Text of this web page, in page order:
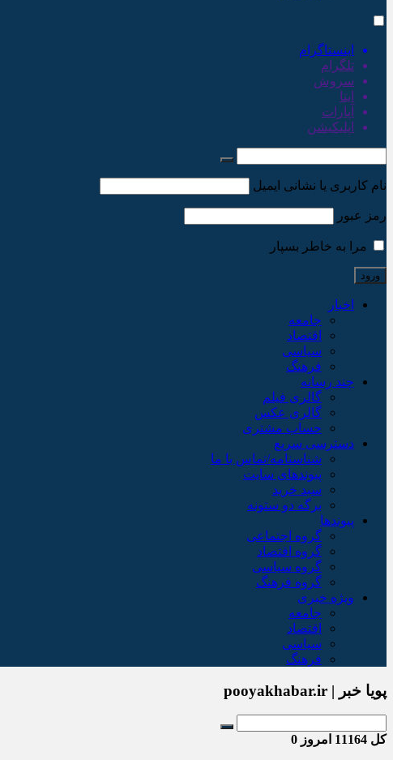
اینستاگرام
تلگرام
سروش
ایتا
آپارات
اپلیکیشن
نام کاربری یا نشانی ایمیل
رمز عبور
مرا به خاطر بسپار
اخبار
جامعه
اقتصاد
سیاسی
فرهنگ
چند رسانه
گالری فیلم
گالری عکس
حساب مشتری
دسترسی سریع
شناسنامه/تماس با ما
پیوندهای سایت
سبد خريد
برگه دو ستونه
پیوندها
گروه اجتماعی
گروه اقتصاد
گروه سیاسی
گروه فرهنگ
ویژه خبری
جامعه
اقتصاد
سیاسی
فرهنگ
پویا خبر | pooyakhabar.ir
کل امروز 0